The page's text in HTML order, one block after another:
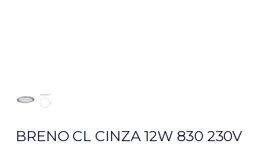
BRENO CL CINZA 12W 830 230V